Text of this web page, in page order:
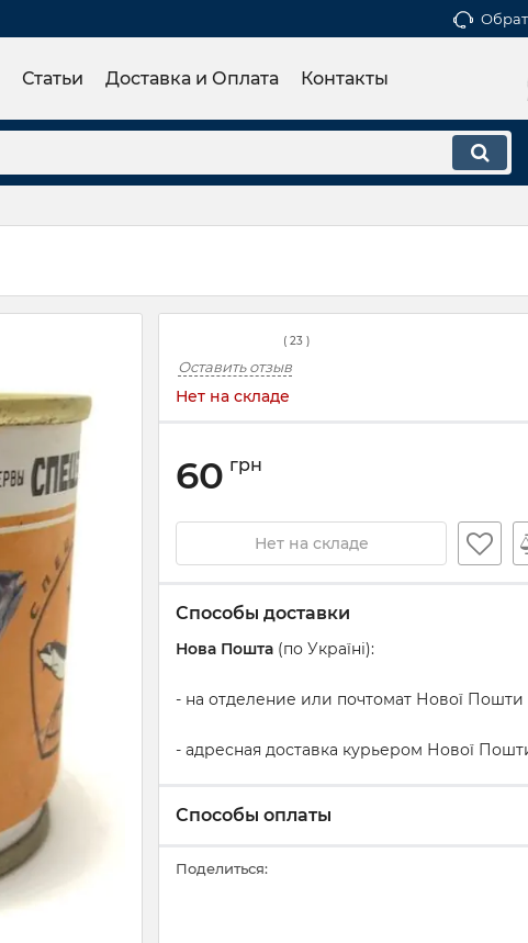
Статьи Доставка и Оплата Контакты
( 23 )
Оставить отзыв
Нет на складе
60 грн
Нет на складе
Способы доставки
Нова Пошта (по Україні):
- на отделение или почтомат Нової Пошти
- адресная доставка курьером Нової
Способы оплаты
Поделиться: